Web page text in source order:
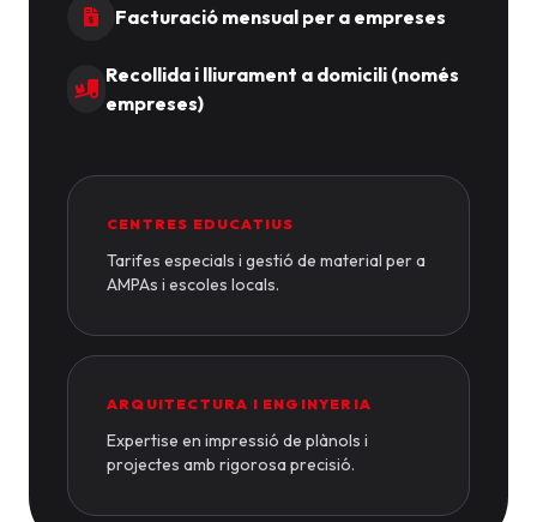
Facturació mensual per a empreses
Recollida i lliurament a domicili (només
empreses)
CENTRES EDUCATIUS
Tarifes especials i gestió de material per a
AMPAs i escoles locals.
ARQUITECTURA I ENGINYERIA
Expertise en impressió de plànols i
projectes amb rigorosa precisió.